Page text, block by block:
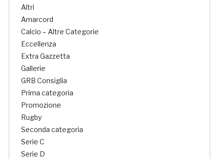
Altri
Amarcord
Calcio – Altre Categorie
Eccellenza
Extra Gazzetta
Gallerie
GRB Consiglia
Prima categoria
Promozione
Rugby
Seconda categoria
Serie C
Serie D